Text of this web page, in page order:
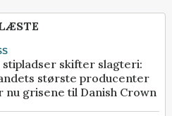
stipladser skifter slagteri:
største producenter
nu grisene til Danish Crown